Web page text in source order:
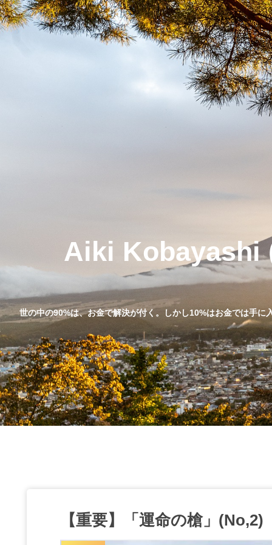
世の中の90%は、お金で解決が付く。しかし10%はお金では手
Aiki Kobayashi
【重要】「運命の槍」(No,2)